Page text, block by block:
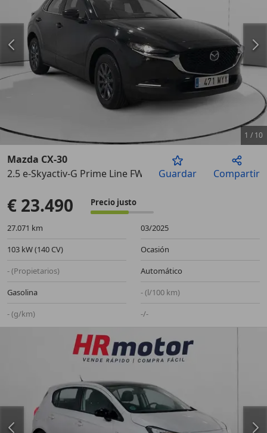
Anterior
1 / 10
Mazda CX-30
2.5 e-Skyactiv-G Prime Line FWD Aut. 103kW
Guardar Compartir
€ 23.490 Precio justo
27.071 km
03/2025
103 kW (140 CV)
Ocasión
- (Propietarios)
Automático
Gasolina
- (l/100 km)
- (g/km)
-/-